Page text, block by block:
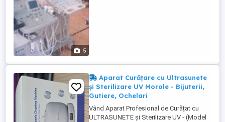
5
Aparat Curățare cu Ultrasunete
și Sterilizare UV Morole - Bijuterii,
Gutiere, Ochelari
Vând Aparat Profesional de Curățat cu
ULTRASUNETE și Sterilizare UV - (Model